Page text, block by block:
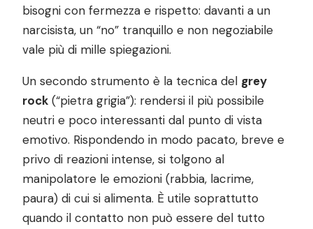
bisogni con fermezza e rispetto: davanti a un
narcisista, un “no” tranquillo e non negoziabile
vale più di mille spiegazioni.
Un secondo strumento è la tecnica del grey
rock (“pietra grigia”): rendersi il più possibile
neutri e poco interessanti dal punto di vista
emotivo. Rispondendo in modo pacato, breve e
privo di reazioni intense, si tolgono al
manipolatore le emozioni (rabbia, lacrime,
paura) di cui si alimenta. È utile soprattutto
quando il contatto non può essere del tutto